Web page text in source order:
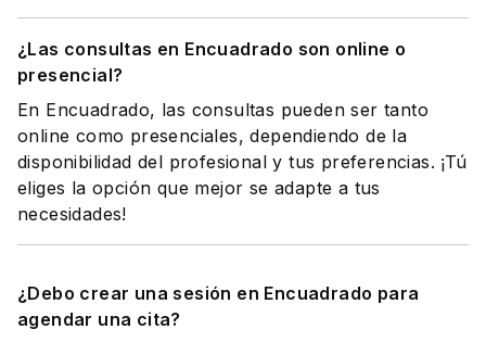
¿Las consultas en Encuadrado son online o
presencial?
En Encuadrado, las consultas pueden ser tanto
online como presenciales, dependiendo de la
disponibilidad del profesional y tus preferencias. ¡Tú
eliges la opción que mejor se adapte a tus
necesidades!
¿Debo crear una sesión en Encuadrado para
agendar una cita?